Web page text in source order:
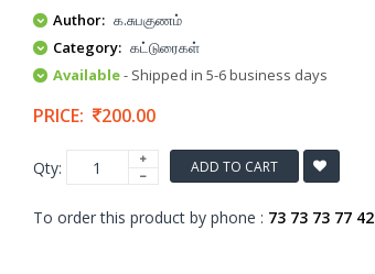
Author: க.சுபகுணம்
Category: கட்டுரைகள்
Available- Shipped in 5-6 business days
PRICE: 200.00
Qty: ADD TO CART
To order this product by phone : 73 73 73 77 42